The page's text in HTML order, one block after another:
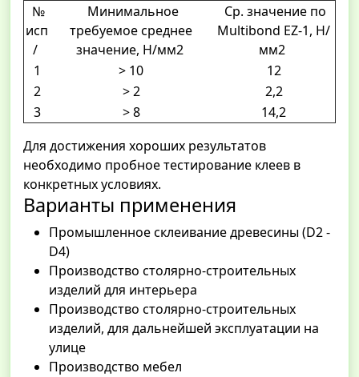
№
исп
/
Минимальное
требуемое среднее
значение, H/мм2
Ср. значение по
Multibond EZ-1, Н/
мм2
1
> 10
12
2
> 2
2,2
3
> 8
14,2
Для достижения хороших результатов
необходимо пробное тестирование клеев в
конкретных условиях.
Варианты применения
Промышленное склеивание древесины (D2 -
D4)
Производство столярно-строительных
изделий для интерьера
Производство столярно-строительных
изделий, для дальнейшей эксплуатации на
улице
Производство мебел